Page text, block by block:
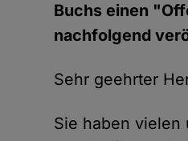
Buchs einen
nachfolgend
Sehr geehrter
Sie haben vielen